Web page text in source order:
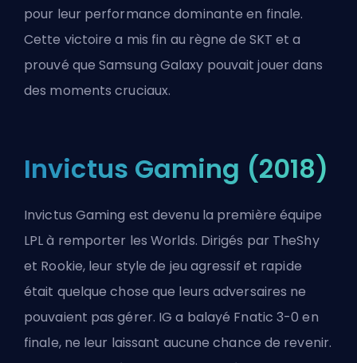
pour leur performance dominante en finale.
Cette victoire a mis fin au règne de SKT et a
prouvé que Samsung Galaxy pouvait jouer dans
des moments cruciaux.
Invictus Gaming (2018)
Invictus Gaming est devenu la première équipe
LPL à remporter les Worlds. Dirigés par TheShy
et Rookie, leur style de jeu agressif et rapide
était quelque chose que leurs adversaires ne
pouvaient pas gérer. IG a balayé Fnatic 3-0 en
finale, ne leur laissant aucune chance de revenir.